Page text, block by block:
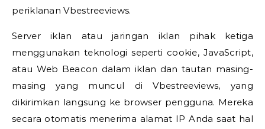
periklanan Vbestreeviews.
Server iklan atau jaringan iklan pihak ketiga
menggunakan teknologi seperti cookie, JavaScript,
atau Web Beacon dalam iklan dan tautan masing-
masing yang muncul di Vbestreeviews, yang
dikirimkan langsung ke browser pengguna. Mereka
secara otomatis menerima alamat IP Anda saat hal